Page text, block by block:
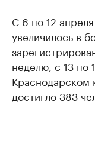
С 6 по 12
увеличилось в
неделю, с 13 по
Краснодарском
достигло 383